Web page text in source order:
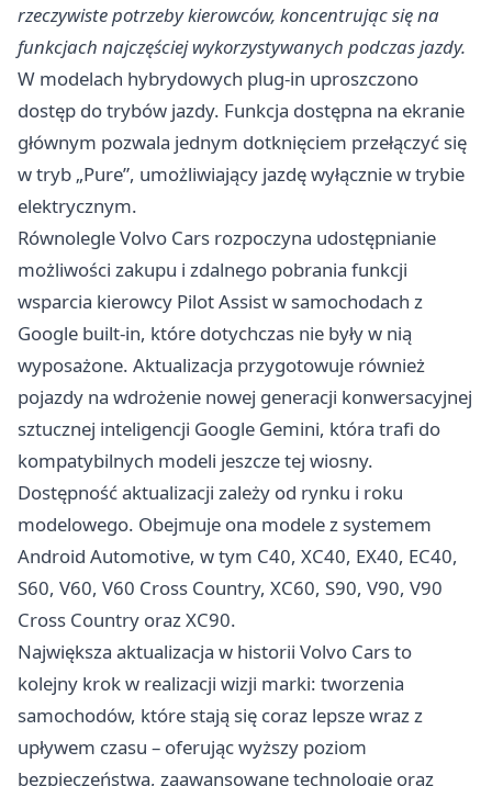
rzeczywiste potrzeby kierowców, koncentrując się na
funkcjach najczęściej wykorzystywanych podczas jazdy.
W modelach hybrydowych plug-in uproszczono
dostęp do trybów jazdy. Funkcja dostępna na ekranie
głównym pozwala jednym dotknięciem przełączyć się
w tryb „Pure”, umożliwiający jazdę wyłącznie w trybie
elektrycznym.
Równolegle Volvo Cars rozpoczyna udostępnianie
możliwości zakupu i zdalnego pobrania funkcji
wsparcia kierowcy Pilot Assist w samochodach z
Google built-in, które dotychczas nie były w nią
wyposażone. Aktualizacja przygotowuje również
pojazdy na wdrożenie nowej generacji konwersacyjnej
sztucznej inteligencji Google Gemini, która trafi do
kompatybilnych modeli jeszcze tej wiosny.
Dostępność aktualizacji zależy od rynku i roku
modelowego. Obejmuje ona modele z systemem
Android Automotive, w tym C40, XC40, EX40, EC40,
S60, V60, V60 Cross Country, XC60, S90, V90, V90
Cross Country oraz XC90.
Największa aktualizacja w historii Volvo Cars to
kolejny krok w realizacji wizji marki: tworzenia
samochodów, które stają się coraz lepsze wraz z
upływem czasu – oferując wyższy poziom
bezpieczeństwa, zaawansowane technologie oraz